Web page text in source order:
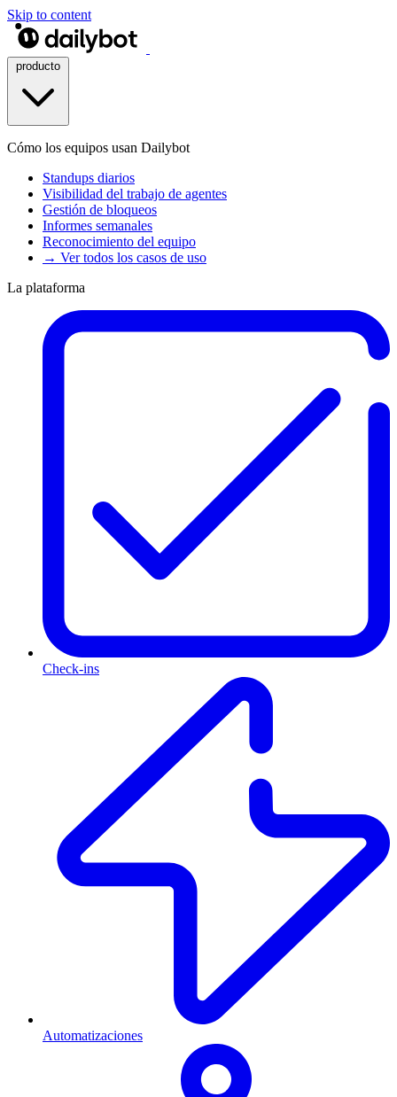
Skip to content
Cómo los equipos usan Dailybot
Standups diarios
Visibilidad del trabajo de agentes
Gestión de bloqueos
Informes semanales
Reconocimiento del equipo
→ Ver todos los casos de uso
La plataforma
Check-ins
Automatizaciones